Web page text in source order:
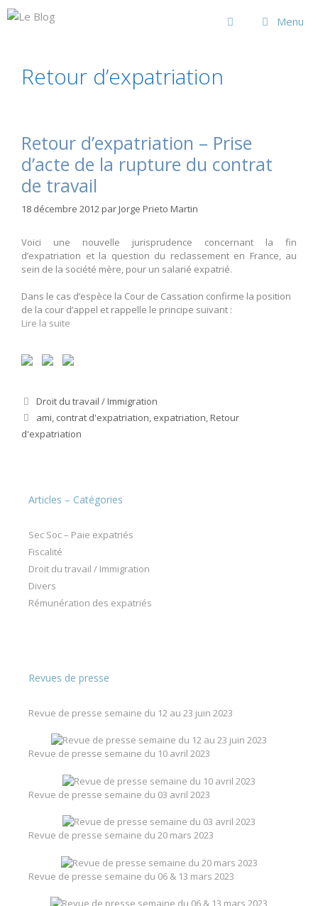
Aller
au
Menu
Retour d’expatriation
Retour d’expatriation – Prise
d’acte de la rupture du contrat
de travail
18 décembre 2012 parJorge Prieto Martin
Voici une nouvelle jurisprudence concernant la fin
d’expatriation et la question du reclassement en France, au
sein de la société mère, pour un salarié expatrié.
Dans le cas d’espèce la Cour de Cassation confirme la position
de la cour d’appel et rappelle le principe suivant :
Lire la suite
Catégories
Droit du travail / Immigration
Étiquettes
ami contrat d'expatriation expatriation Retour
d'expatriation
Articles – Catégories
Sec Soc – Paie expatriés
Fiscalité
Droit du travail / Immigration
Divers
Rémunération des expatriés
Revues de presse
Revue de presse semaine du 12 au 23 juin 2023
Revue de presse semaine du 10 avril 2023
Revue de presse semaine du 03 avril 2023
Revue de presse semaine du 20 mars 2023
Revue de presse semaine du 06 & 13 mars 2023